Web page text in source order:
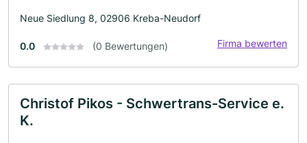
Neue Siedlung 8, 02906 Kreba-Neudorf
0.0 (0 Bewertungen) Firma bewerten
Christof Pikos - Schwertrans-Service e.
K.